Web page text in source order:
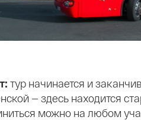
тур начинается и
— здесь находится
можно на любом